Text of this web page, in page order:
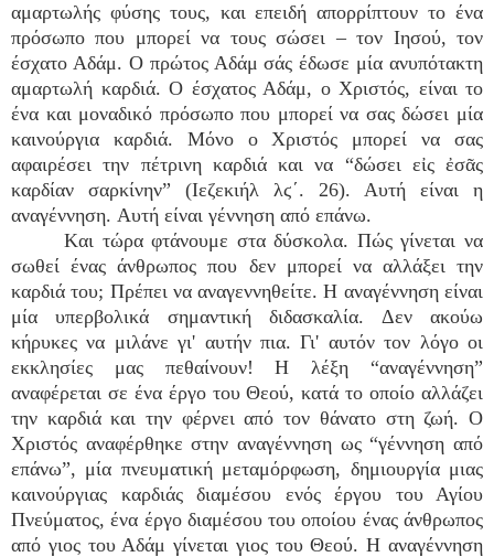
αμαρτωλής φύσης τους, και επειδή απορρίπτουν το ένα
πρόσωπο που μπορεί να τους σώσει – τον Ιησού, τον
έσχατο Αδάμ. Ο πρώτος Αδάμ σάς έδωσε μία ανυπότακτη
αμαρτωλή καρδιά. Ο έσχατος Αδάμ, ο Χριστός, είναι το
ένα και μοναδικό πρόσωπο που μπορεί να σας δώσει μία
καινούργια καρδιά. Μόνο ο Χριστός μπορεί να σας
αφαιρέσει την πέτρινη καρδιά και να “δώσει εἰς ἐσᾶς
καρδίαν σαρκίνην” (Ιεζεκιήλ λϛ΄. 26). Αυτή είναι η
αναγέννηση. Aυτή είναι γέννηση από επάνω.
Kαι τώρα φτάνουμε στα δύσκολα. Πώς γίνεται να
σωθεί ένας άνθρωπος που δεν μπορεί να αλλάξει την
καρδιά του; Πρέπει να αναγεννηθείτε. Η αναγέννηση είναι
μία υπερβολικά σημαντική διδασκαλία. Δεν ακούω
κήρυκες να μιλάνε γι' αυτήν πια. Γι' αυτόν τον λόγο οι
εκκλησίες μας πεθαίνουν! Η λέξη “αναγέννηση”
αναφέρεται σε ένα έργο του Θεού, κατά το οποίο αλλάζει
την καρδιά και την φέρνει από τον θάνατο στη ζωή. Ο
Χριστός αναφέρθηκε στην αναγέννηση ως “γέννηση από
επάνω”, μία πνευματική μεταμόρφωση, δημιουργία μιας
καινούργιας καρδιάς διαμέσου ενός έργου του Αγίου
Πνεύματος, ένα έργο διαμέσου του οποίου ένας άνθρωπος
από γιος του Αδάμ γίνεται γιος του Θεού. Η αναγέννηση